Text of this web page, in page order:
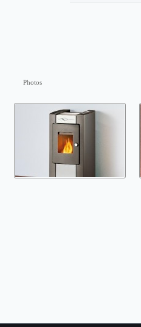
Photos